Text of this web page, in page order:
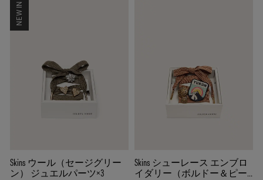
NEW IN
Skins ウール（セージグリー
ン） ジュエルパーツ×3
Skins シューレース エンブロ
イダリー（ボルドー＆ピー